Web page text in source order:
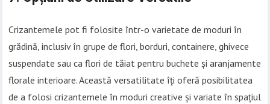
Crizantemele pot fi folosite într-o varietate de moduri în
grădină, inclusiv în grupe de flori, borduri, containere, ghivece
suspendate sau ca flori de tăiat pentru buchete și aranjamente
florale interioare. Această versatilitate îți oferă posibilitatea
de a folosi crizantemele în moduri creative și variate în spațiul